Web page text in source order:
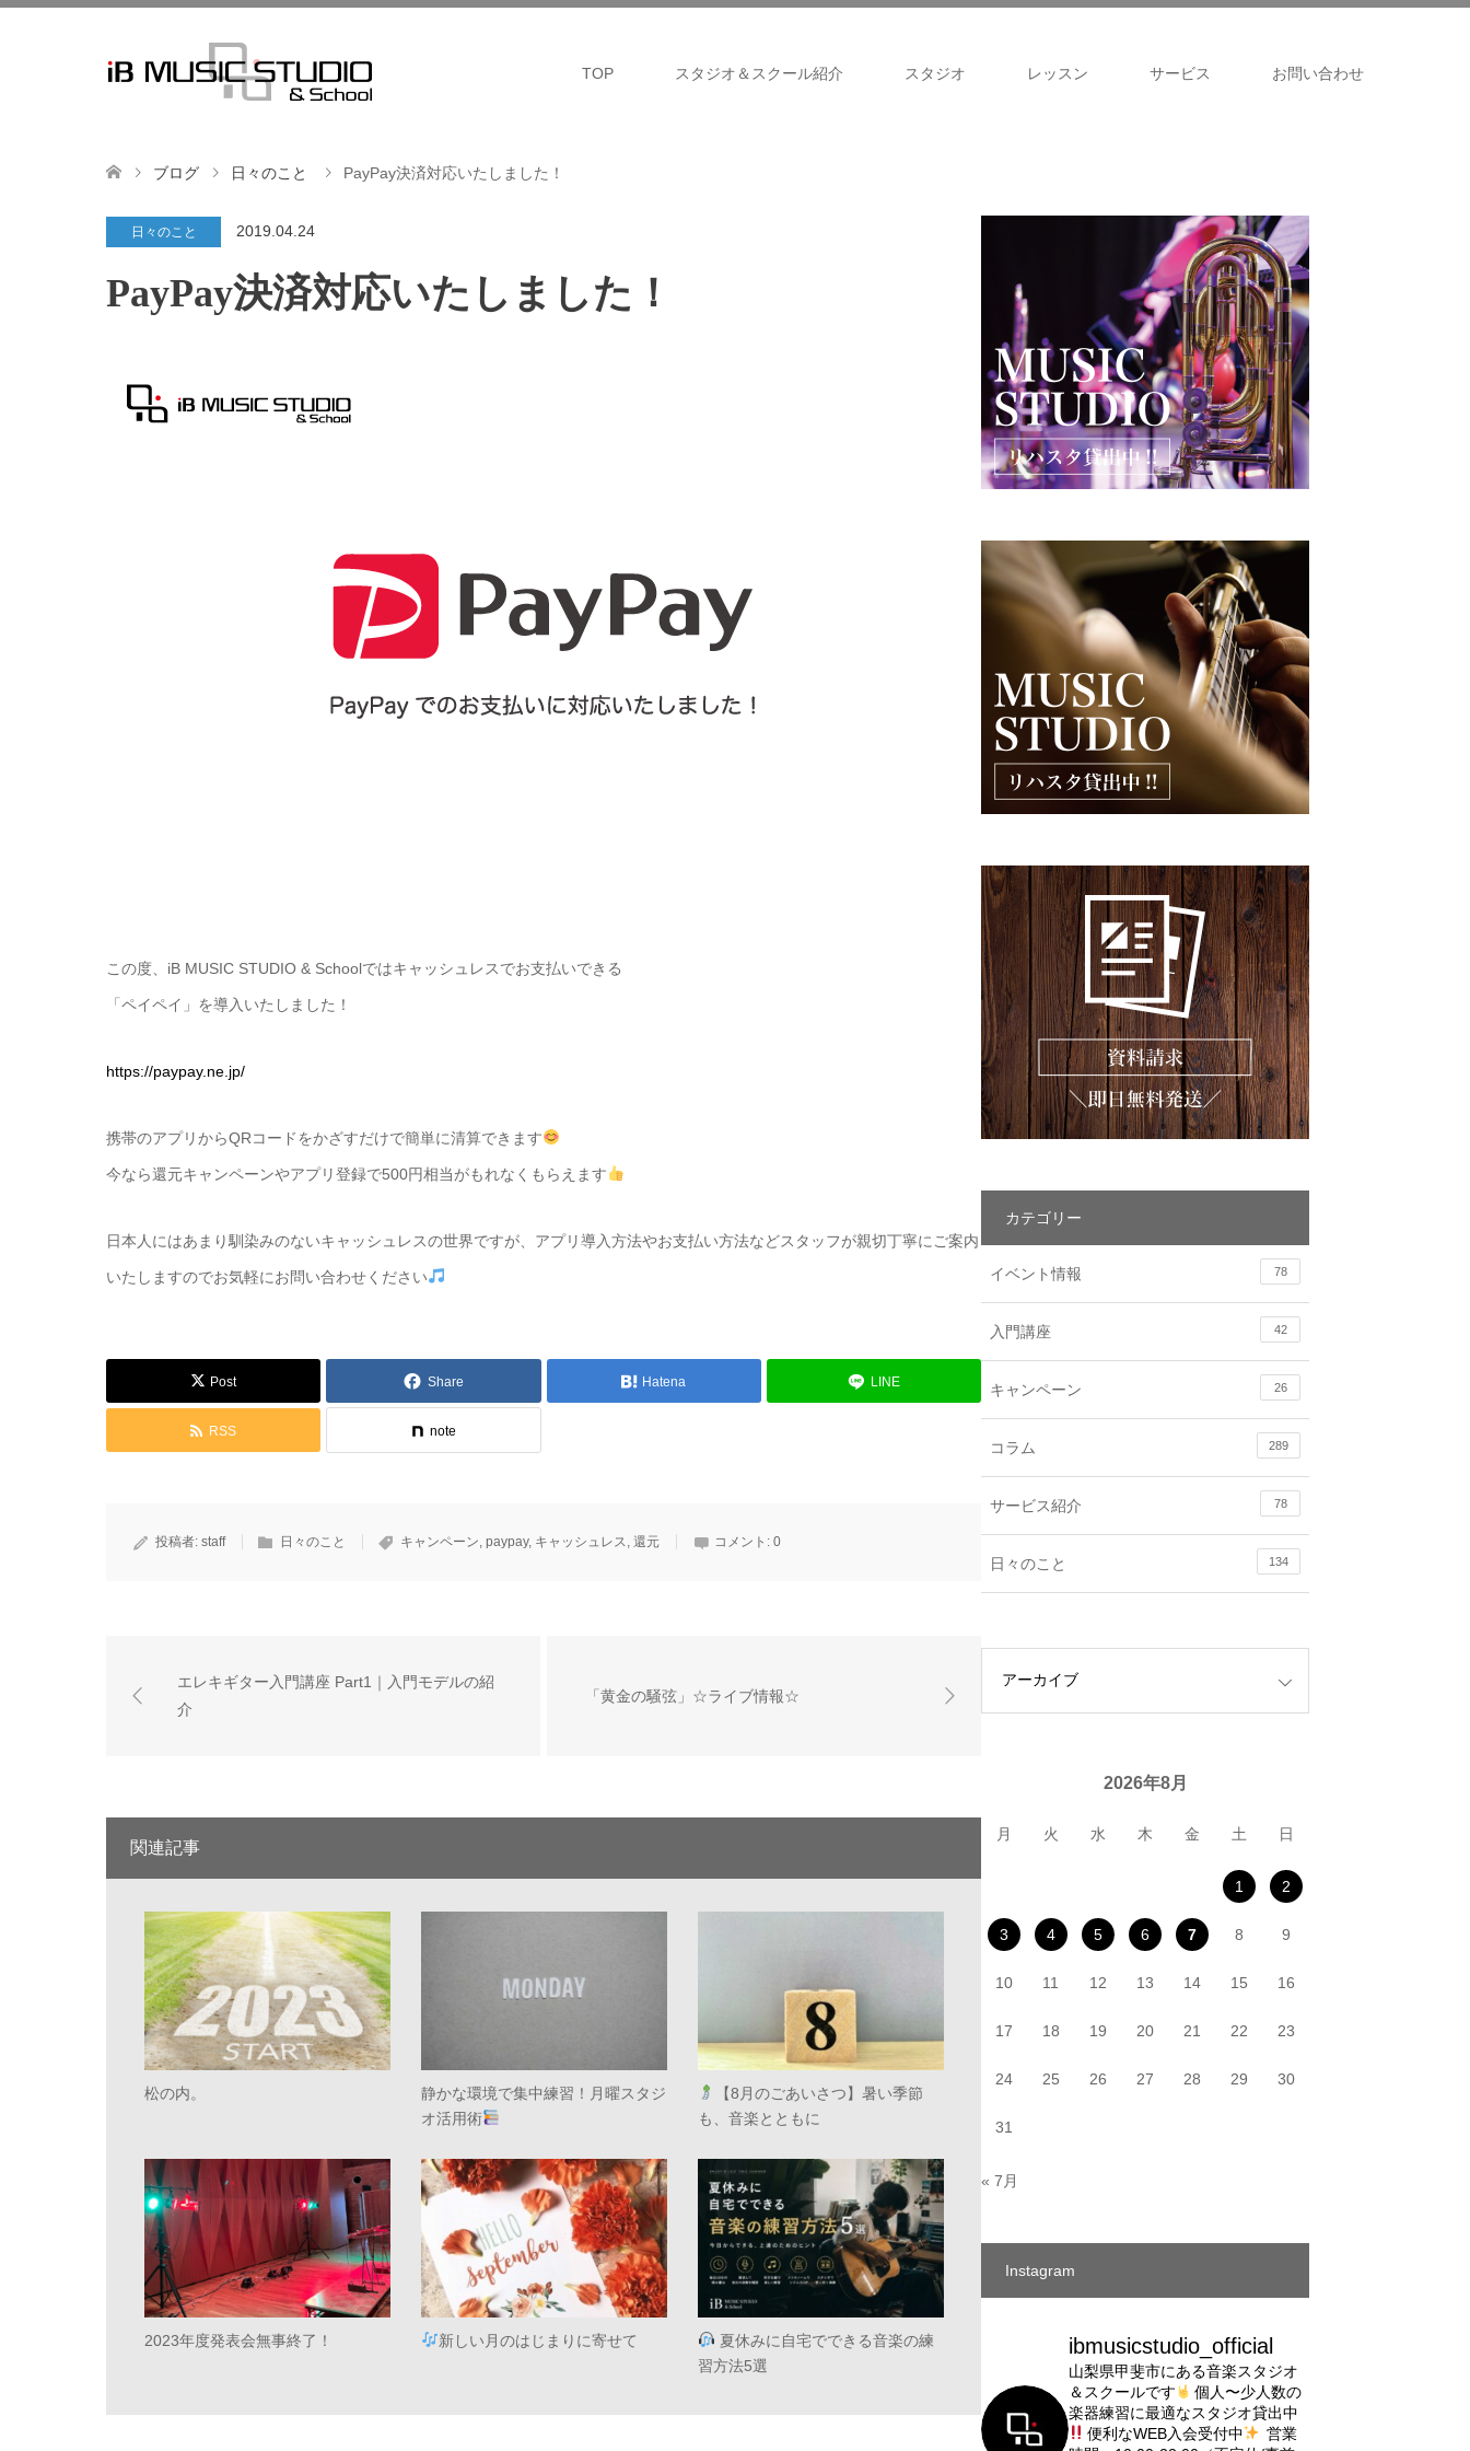
TOP スタジオ＆スクール紹介 スタジオ レッスン サービス お問い合わせ
ブログ 日々のこと PayPay決済対応いたしました！
日々のこと 2019.04.24
PayPay決済対応いたしました！
この度、iB MUSIC STUDIO & Schoolではキャッシュレスでお支払いできる
「ペイペイ」を導入いたしました！
https://paypay.ne.jp/
携帯のアプリからQRコードをかざすだけで簡単に清算できます
今なら還元キャンペーンやアプリ登録で500円相当がもれなくもらえます
日本人にはあまり馴染みのないキャッシュレスの世界ですが、アプリ導入方法やお支払い方法などスタッフが親切丁寧にご案内
いたしますのでお気軽にお問い合わせください
Post Share Hatena LINE
RSS note
投稿者: staff 日々のこと キャンペーン, paypay, キャッシュレス, 還元 コメント: 0
エレキギター入門講座 Part1｜入門モデルの紹
介
「黄金の騒弦」☆ライブ情報☆
関連記事
松の内。
静かな環境で集中練習！月曜スタジ
オ活用術
【8月のごあいさつ】暑い季節
も、音楽とともに
2023年度発表会無事終了！ 新しい月のはじまりに寄せて
夏休みに自宅でできる音楽の練
習方法5選
カテゴリー
イベント情報 78
入門講座 42
キャンペーン 26
コラム 289
サービス紹介 78
日々のこと 134
2026年8月
月 火 水 木 金 土 日
1 2
3 4 5 6 7 8 9
10 11 12 13 14 15 16
17 18 19 20 21 22 23
24 25 26 27 28 29 30
31
« 7月
Instagram
ibmusicstudio_official
山梨県甲斐市にある音楽スタジオ
＆スクールです
個人〜少人数の
楽器練習に最適なスタジオ貸出中
便利なWEB入会受付中
営業